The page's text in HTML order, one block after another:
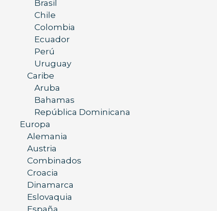
Brasil
Chile
Colombia
Ecuador
Perú
Uruguay
Caribe
Aruba
Bahamas
República Dominicana
Europa
Alemania
Austria
Combinados
Croacia
Dinamarca
Eslovaquia
España